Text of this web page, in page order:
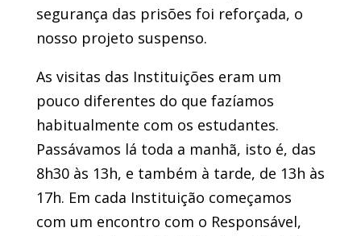
segurança das prisões foi reforçada, o
nosso projeto suspenso.
As visitas das Instituições eram um
pouco diferentes do que fazíamos
habitualmente com os estudantes.
Passávamos lá toda a manhã, isto é, das
8h30 às 13h, e também à tarde, de 13h às
17h. Em cada Instituição começamos
com um encontro com o Responsável,